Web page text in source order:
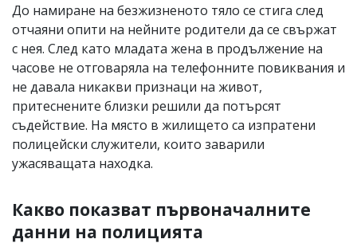
ни!
До намиране на безжизненото тяло се стига след
отчаяни опити на нейните родители да се свържат
с нея. След като младата жена в продължение на
часове не отговаряла на телефонните повиквания и
не давала никакви признаци на живот,
притеснените близки решили да потърсят
съдействие. На място в жилището са изпратени
полицейски служители, които заварили
ужасяващата находка.
Какво показват първоначалните
данни на полицията